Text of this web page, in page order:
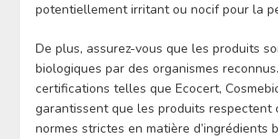
potentiellement irritant ou nocif pour la
De plus, assurez-vous que les produits
biologiques par des organismes
certifications telles que Ecocert,
garantissent que les produits respectent
normes strictes en matière d’ingrédients